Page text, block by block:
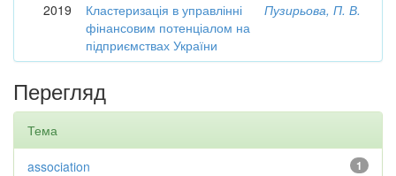
2019
Кластеризація в управлінні
фінансовим потенціалом на
підприємствах України
Пузирьова, П. В.
Перегляд
Тема
1
association